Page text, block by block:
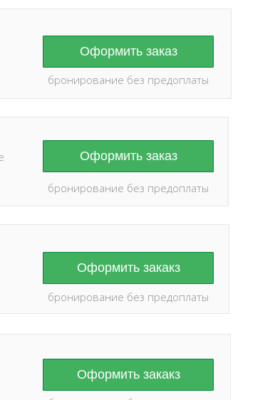
Оформить заказ
Оформить закакз
бронирование без предоплаты
Оформить заказ
Оформить закакз
бронирование без предоплаты
бронирование без предоплаты